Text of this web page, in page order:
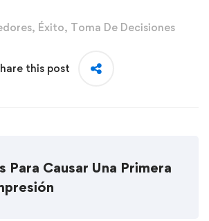
, Éxito, Toma De Decisiones
this post
Para Causar Una Primera